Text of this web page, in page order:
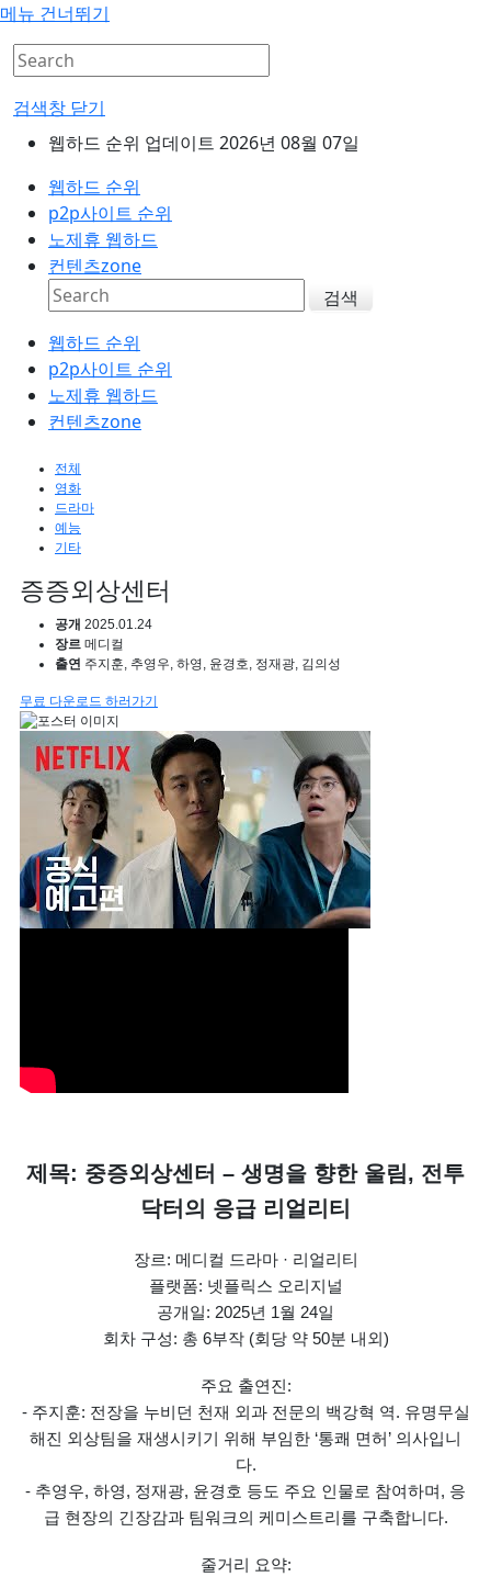
메뉴 건너뛰기
검색창 닫기
웹하드 순위 업데이트 2026년 08월 07일
웹하드 순위
p2p사이트 순위
노제휴 웹하드
컨텐츠zone
검색
웹하드 순위
p2p사이트 순위
노제휴 웹하드
컨텐츠zone
전체
영화
드라마
예능
기타
증증외상센터
공개 2025.01.24
장르 메디컬
출연 주지훈, 추영우, 하영, 윤경호, 정재광, 김의성
무료 다운로드 하러가기
제목: 중증외상센터 – 생명을 향한 울림, 전투
닥터의 응급 리얼리티
장르: 메디컬 드라마 · 리얼리티
플랫폼: 넷플릭스 오리지널
공개일: 2025년 1월 24일
회차 구성: 총 6부작 (회당 약 50분 내외)
주요 출연진:
- 주지훈: 전장을 누비던 천재 외과 전문의 백강혁 역. 유명무실
해진 외상팀을 재생시키기 위해 부임한 ‘통쾌 면허’ 의사입니
다.
- 추영우, 하영, 정재광, 윤경호 등도 주요 인물로 참여하며, 응
급 현장의 긴장감과 팀워크의 케미스트리를 구축합니다.
줄거리 요약: